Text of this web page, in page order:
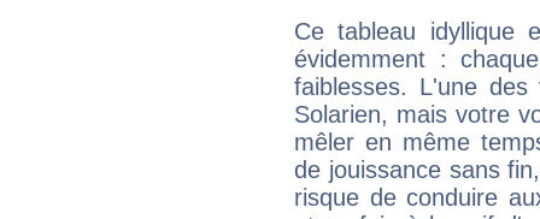
Ce tableau idyllique
évidemment :
faiblesses. L'une
Solarien, mais votre
mêler en même
de jouissance sans
risque de conduire